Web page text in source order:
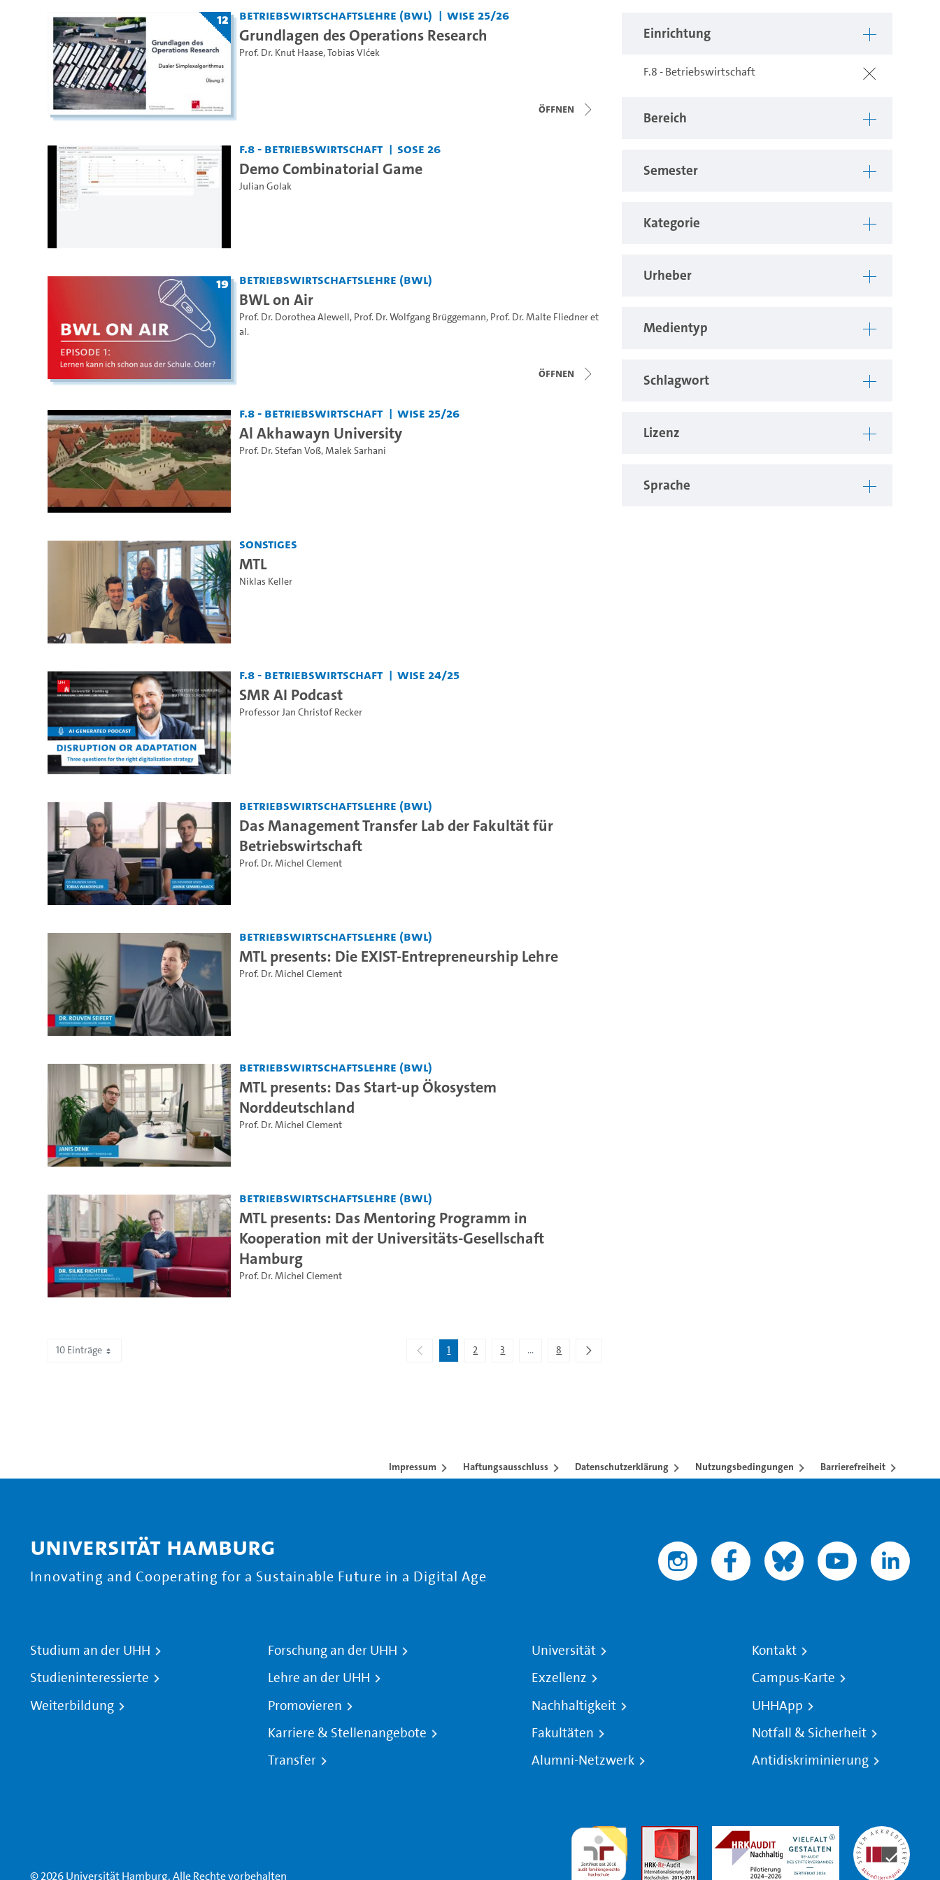
Einrichtung
F.8 - Betriebswirtschaft
Bereich
Semester
Kategorie
Urheber
Medientyp
Schlagwort
Lizenz
Sprache
12 Betriebswirtschaftslehre (BWL) WiSe 25/26
Grundlagen des Operations Research
Prof. Dr. Knut Haase,Tobias Vlćek
Öffnen
F.8 - Betriebswirtschaft SoSe 26
Demo Combinatorial Game
Julian Golak
19 Betriebswirtschaftslehre (BWL)
BWL on Air
Prof. Dr. Dorothea Alewell, Prof. Dr. Wolfgang Brüggemann, Prof. Dr. Malte Fliedneret
al.
Öffnen
F.8 - Betriebswirtschaft WiSe 25/26
Al Akhawayn University
Prof. Dr. Stefan Voß,Malek Sarhani
Sonstiges
MTL
Niklas Keller
F.8 - Betriebswirtschaft WiSe 24/25
SMR AI Podcast
Professor Jan Christof Recker
Betriebswirtschaftslehre (BWL)
Das Management Transfer Lab der Fakultät für
Betriebswirtschaft
Prof. Dr. Michel Clement
Betriebswirtschaftslehre (BWL)
MTL presents: Die EXIST-Entrepreneurship Lehre
Prof. Dr. Michel Clement
Betriebswirtschaftslehre (BWL)
MTL presents: Das Start-up Ökosystem
Norddeutschland
Prof. Dr. Michel Clement
Betriebswirtschaftslehre (BWL)
MTL presents: Das Mentoring Programm in
Kooperation mit der Universitäts-Gesellschaft
Hamburg
Prof. Dr. Michel Clement
10 Einträge 1 2 3 ...Zwischenseiten Navigieren mit TAB-Taste.
8
Impressum Haftungsausschluss Datenschutzerklärung Nutzungsbedingungen Barrierefreiheit
Universität Hamburg
Innovating and Cooperating for a Sustainable Future in a Digital Age
Studium an der UHH
Studieninteressierte
Weiterbildung
Forschung an der UHH
Lehre an der UHH
Promovieren
Karriere & Stellenangebote
Transfer
Universität
Exzellenz
Nachhaltigkeit
Fakultäten
Alumni-Netzwerk
Kontakt
Campus-Karte
UHHApp
Notfall & Sicherheit
Antidiskriminierung
© 2026 Universität Hamburg. Alle Rechte vorbehalten